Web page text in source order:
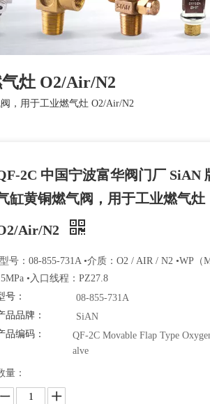
灶 O2/Air/N2
，用于工业燃气灶 O2/Air/N2
2C 中国宁波富华阀门厂 SiAN
缸黄铜燃气阀，用于工业燃气灶
Air/N2
号：08-855-731A •介质：O2 / AIR / N2 •WP（
•入口线程：PZ27.8
号：
08-855-731A
品品牌：
SiAN
品编码：
QF-2C Movable Flap Type
alve
量：